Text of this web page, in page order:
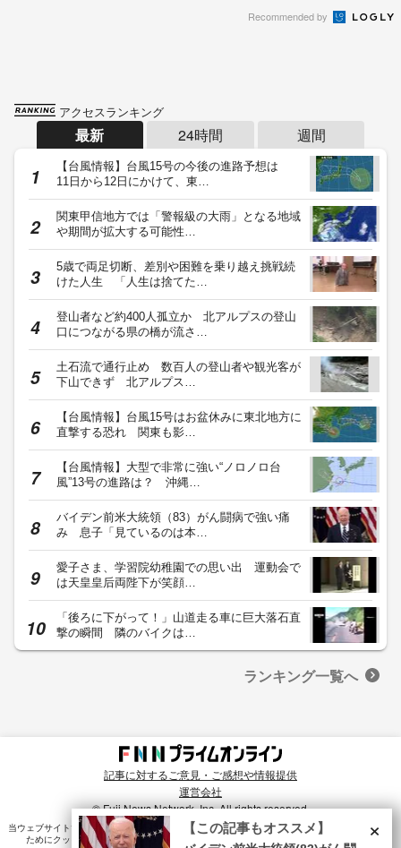
Recommended by
アクセスランキング
最新 24時間 週間
【台風情報】台風15号の今後の進路予想は
11日から12日にかけて、東…
関東甲信地方では「警報級の大雨」となる地域
や期間が拡大する可能性…
5歳で両足切断、差別や困難を乗り越え挑戦続
けた人生 「人生は捨てた…
登山者など約400人孤立か 北アルプスの登山
口につながる県の橋が流さ…
土石流で通行止め 数百人の登山者や観光客が
下山できず 北アルプス…
【台風情報】台風15号はお盆休みに東北地方に
直撃する恐れ 関東も影…
【台風情報】大型で非常に強い“ノロノロ台
風”13号の進路は？ 沖縄…
バイデン前米大統領（83）がん闘病で強い痛
み 息子「見ているのは本…
愛子さま、学習院幼稚園での思い出 運動会で
は天皇皇后両陛下が笑顔…
「後ろに下がって！」山道走る車に巨大落石直
撃の瞬間 隣のバイクは…
ランキング一覧へ
記事に対するご意見・ご感想や情報提供
運営会社
© Fuji News Network, Inc. All rights reserved.
当ウェブサイトでは、ユーザのニーズ・興味・関⼼に合致したコンテンツや広告配信を提供する
ためにクッキーを使⽤しています。詳細は、プライバシーポリシー をご確認ください。×
【この記事もオススメ】